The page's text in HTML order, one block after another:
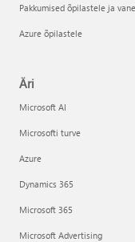
Pakkumised õpilastele ja
Azure õpilastele
Äri
Microsoft AI
Microsofti turve
Azure
Dynamics 365
Microsoft 365
Microsoft Advertising